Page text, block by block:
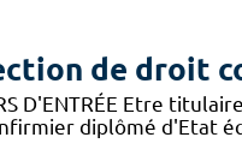
de droit
D'ENTRÉE Etre
diplômé d'Etat